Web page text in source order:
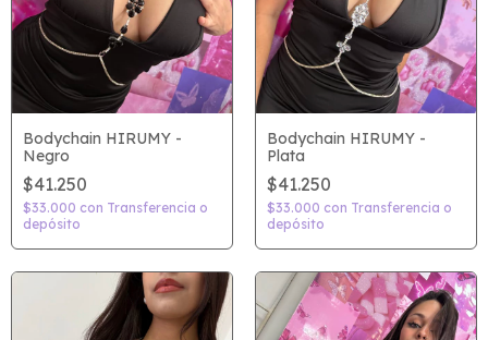
Bodychain HIRUMY -
Negro
$41.250
$33.000 con Transferencia o
depósito
Bodychain HIRUMY -
Plata
$41.250
$33.000 con Transferencia o
depósito